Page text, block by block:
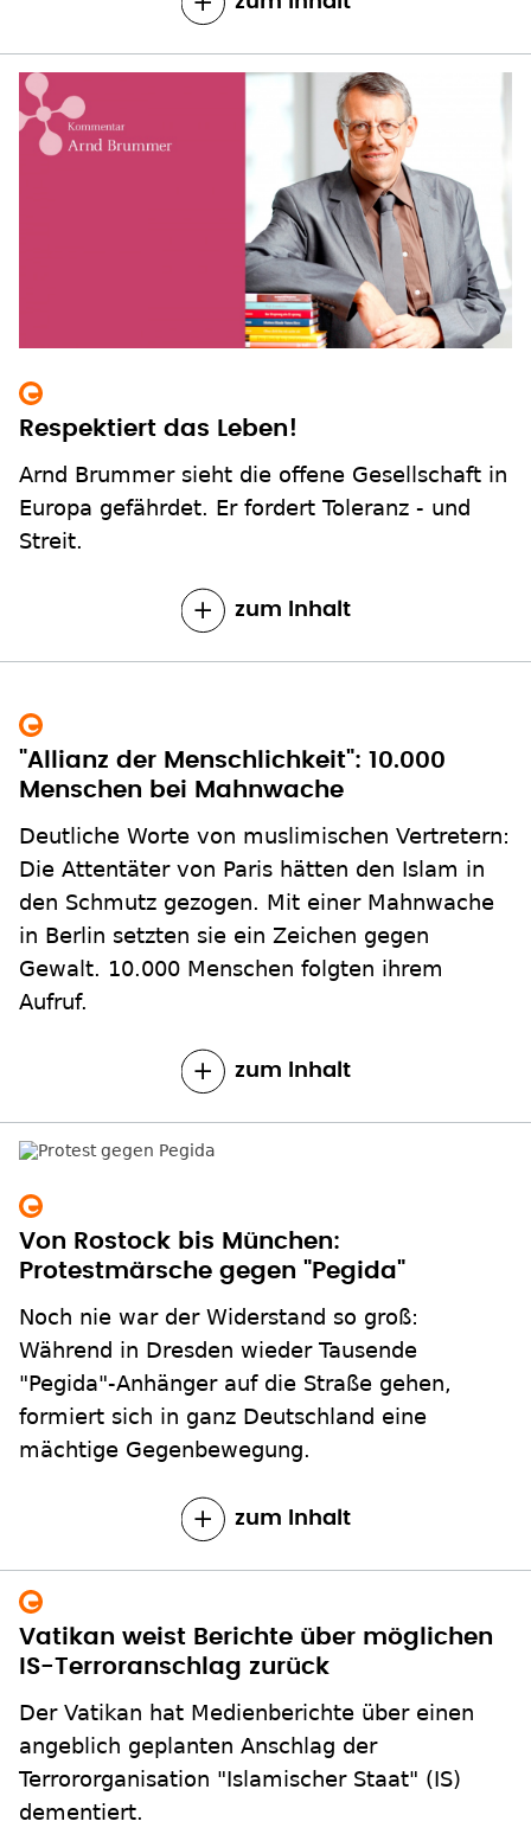
Respektiert das Leben!
Arnd Brummer sieht die offene Gesellschaft in
Europa gefährdet. Er fordert Toleranz - und
Streit.
zum Inhalt
"Allianz der Menschlichkeit": 10.000
Menschen bei Mahnwache
Deutliche Worte von muslimischen Vertretern:
Die Attentäter von Paris hätten den Islam in
den Schmutz gezogen. Mit einer Mahnwache
in Berlin setzten sie ein Zeichen gegen
Gewalt. 10.000 Menschen folgten ihrem
Aufruf.
zum Inhalt
Von Rostock bis München:
Protestmärsche gegen "Pegida"
Noch nie war der Widerstand so groß:
Während in Dresden wieder Tausende
"Pegida"-Anhänger auf die Straße gehen,
formiert sich in ganz Deutschland eine
mächtige Gegenbewegung.
zum Inhalt
Vatikan weist Berichte über möglichen
IS-Terroranschlag zurück
Der Vatikan hat Medienberichte über einen
angeblich geplanten Anschlag der
Terrororganisation "Islamischer Staat" (IS)
dementiert.